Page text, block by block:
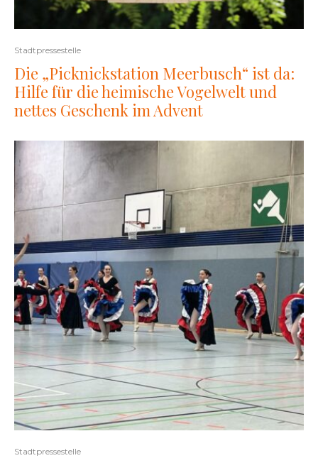
Stadtpressestelle
Die „Picknickstation Meerbusch“ ist da:
Hilfe für die heimische Vogelwelt und
nettes Geschenk im Advent
Stadtpressestelle